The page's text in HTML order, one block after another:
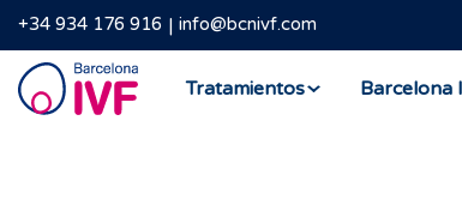
+34 934 176 916 info@bcnivf.com
Barcelona
IVF
Tratamientos Barcelona